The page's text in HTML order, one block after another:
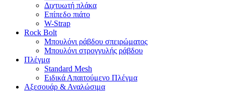
Διχτυωτή πλάκα
Επίπεδο πιάτο
W-Strap
Rock Bolt
Μπουλόνι ράβδου σπειρώματος
Μπουλόνι στρογγυλής ράβδου
Πλέγμα
Standard Mesh
Ειδικά Απαιτούμενο Πλέγμα
Αξεσουάρ & Αναλώσιμα